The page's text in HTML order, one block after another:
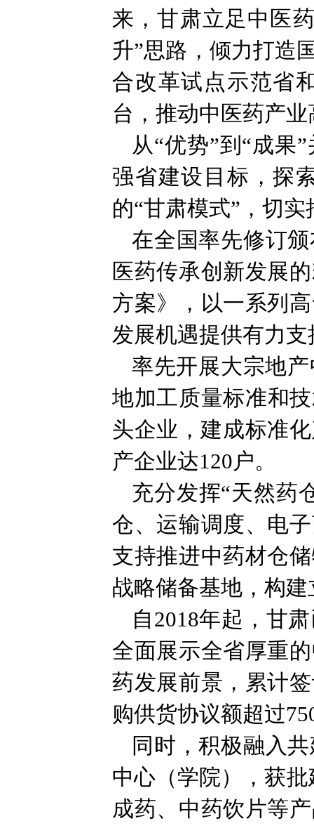
来，甘肃立足中医
升”思路，倾力打造
合改革试点示范省
台，推动中医药产
从“优势”到“成果
强省建设目标，探
的“甘肃模式”，切
在全国率先修订
医药传承创新发展
方案》，以一系列
发展机遇提供有力支
率先开展大宗地
地加工质量标准和
头企业，建成标准
产企业达120户。
充分发挥“天然药
仓、运输调度、电
支持推进中药材仓
战略储备基地，构
自2018年起，甘
全面展示全省厚重
药发展前景，累计
购供货协议额超过
同时，积极融入
中心（学院），获
成药、中药饮片等